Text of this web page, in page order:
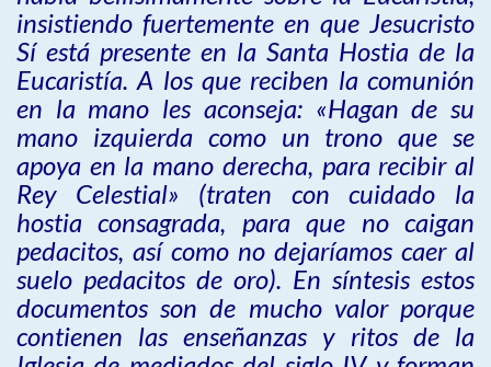
insistiendo fuertemente en que Jesucristo
Sí está presente en la Santa Hostia de la
Eucaristía. A los que reciben la comunión
en la mano les aconseja: «Hagan de su
mano izquierda como un trono que se
apoya en la mano derecha, para recibir al
Rey Celestial» (traten con cuidado la
hostia consagrada, para que no caigan
pedacitos, así como no dejaríamos caer al
suelo pedacitos de oro). En síntesis estos
documentos son de mucho valor porque
contienen las enseñanzas y ritos de la